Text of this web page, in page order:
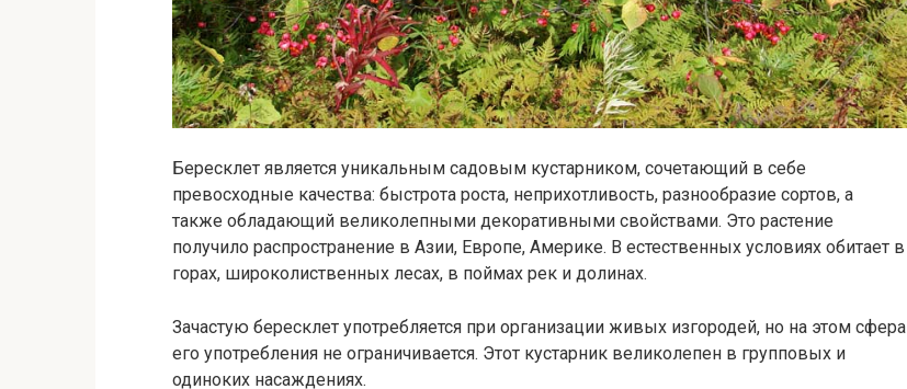
Бересклет является уникальным садовым кустарником, сочетающий в себе
превосходные качества: быстрота роста, неприхотливость, разнообразие сортов, а
также обладающий великолепными декоративными свойствами. Это растение
получило распространение в Азии, Европе, Америке. В естественных условиях обитает в
горах, широколиственных лесах, в поймах рек и долинах.
Зачастую бересклет употребляется при организации живых изгородей, но на этом сфера
его употребления не ограничивается. Этот кустарник великолепен в групповых и
одиноких насаждениях.